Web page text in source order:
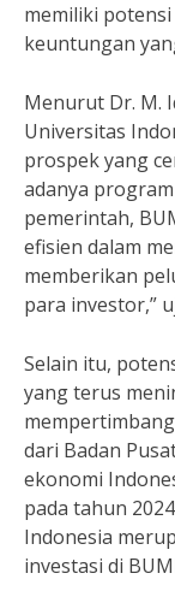
memiliki
keuntungan
Menurut Dr. M.
Universitas
prospek yang
adanya
pemerintah,
efisien dalam
memberikan
para investor,”
Selain itu,
yang terus
dari Badan
ekonomi
pada tahun
Indonesia
investasi di